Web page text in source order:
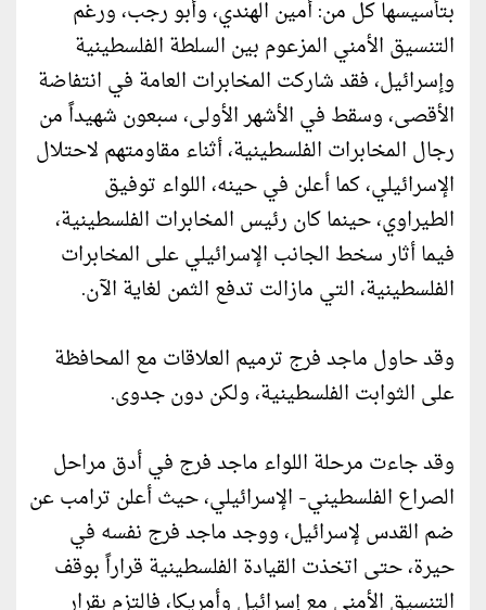
بتأسيسها كل من: أمين الهندي، وأبو رجب، ورغم
التنسيق الأمني المزعوم بين السلطة الفلسطينية
وإسرائيل، فقد شاركت المخابرات العامة في انتفاضة
الأقصى، وسقط في الأشهر الأولى، سبعون شهيداً من
رجال المخابرات الفلسطينية، أثناء مقاومتهم لاحتلال
الإسرائيلي، كما أعلن في حينه، اللواء توفيق
الطيراوي، حينما كان رئيس المخابرات الفلسطينية،
فيما أثار سخط الجانب الإسرائيلي على المخابرات
الفلسطينية، التي مازالت تدفع الثمن لغاية الآن.
وقد حاول ماجد فرج ترميم العلاقات مع المحافظة
على الثوابت الفلسطينية، ولكن دون جدوى.
وقد جاءت مرحلة اللواء ماجد فرج في أدق مراحل
الصراع الفلسطيني- الإسرائيلي، حيث أعلن ترامب عن
ضم القدس لإسرائيل، ووجد ماجد فرج نفسه في
حيرة، حتى اتخذت القيادة الفلسطينية قراراً بوقف